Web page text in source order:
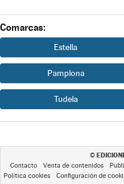
Comarcas:
Estella
Pamplona
Tudela
©
Contacto Venta de contenidos
Política cookies
Configuración de